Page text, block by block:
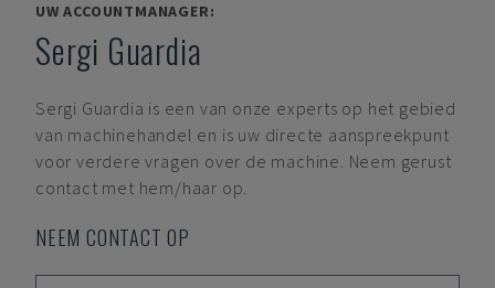
UW ACCOUNTMANAGER:
Sergi Guardia
Sergi Guardia is een van onze experts op het gebied
van machinehandel en is uw directe aanspreekpunt
voor verdere vragen over de machine. Neem gerust
contact met hem/haar op.
NEEM CONTACT OP